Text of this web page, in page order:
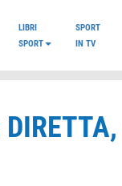
LIBRI
SPORT
SPORT
IN TV